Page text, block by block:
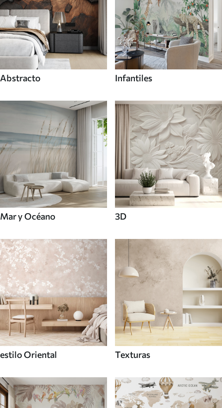
Abstracto Infantiles
Mar y Océano 3D
estilo Oriental Texturas